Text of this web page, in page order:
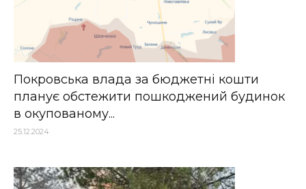
Покровська влада за бюджетні кошти
планує обстежити пошкоджений будинок
в окупованому...
25.12.2024